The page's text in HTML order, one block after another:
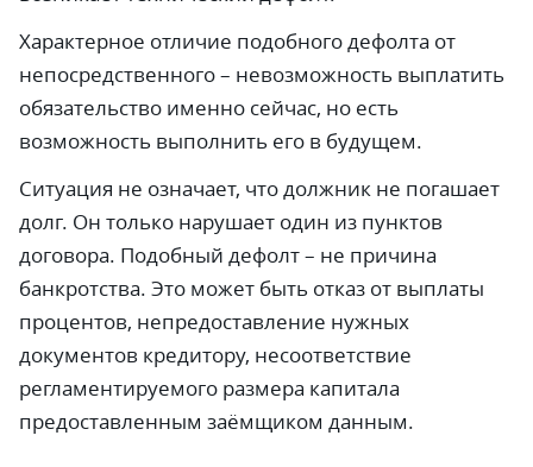
Характерное отличие подобного дефолта от
непосредственного – невозможность выплатить
обязательство именно сейчас, но есть
возможность выполнить его в будущем.
Ситуация не означает, что должник не погашает
долг. Он только нарушает один из пунктов
договора. Подобный дефолт – не причина
банкротства. Это может быть отказ от выплаты
процентов, непредоставление нужных
документов кредитору, несоответствие
регламентируемого размера капитала
предоставленным заёмщиком данным.